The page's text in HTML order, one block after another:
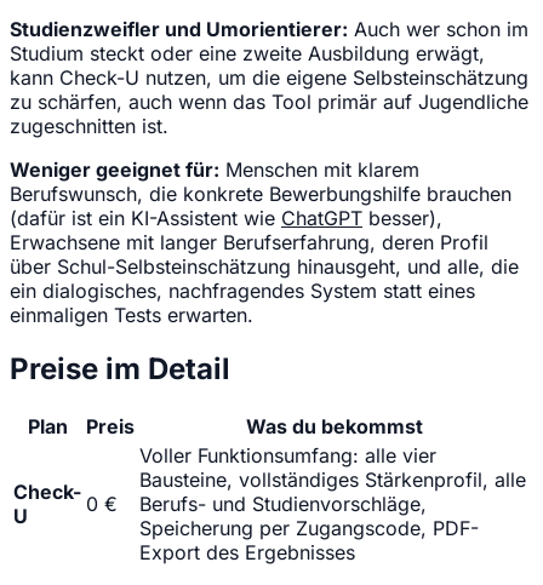
Studienzweifler und Umorientierer: Auch wer schon im
Studium steckt oder eine zweite Ausbildung erwägt,
kann Check-U nutzen, um die eigene Selbsteinschätzung
zu schärfen, auch wenn das Tool primär auf Jugendliche
zugeschnitten ist.
Weniger geeignet für: Menschen mit klarem
Berufswunsch, die konkrete Bewerbungshilfe brauchen
(dafür ist ein KI-Assistent wie ChatGPT besser),
Erwachsene mit langer Berufserfahrung, deren Profil
über Schul-Selbsteinschätzung hinausgeht, und alle, die
ein dialogisches, nachfragendes System statt eines
einmaligen Tests erwarten.
Preise im Detail
Plan Preis Was du bekommst
Check-
U
0 €
Voller Funktionsumfang: alle vier
Bausteine, vollständiges Stärkenprofil, alle
Berufs- und Studienvorschläge,
Speicherung per Zugangscode, PDF-
Export des Ergebnisses